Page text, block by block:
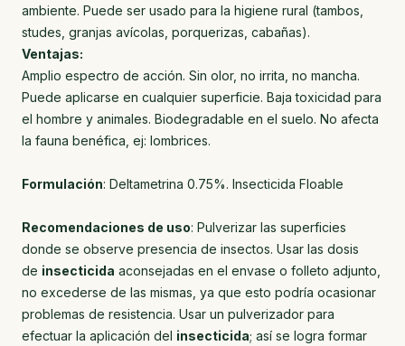
ambiente. Puede ser usado para la higiene rural (tambos,
studes, granjas avícolas, porquerizas, cabañas).
Ventajas:
Amplio espectro de acción. Sin olor, no irrita, no mancha.
Puede aplicarse en cualquier superficie. Baja toxicidad para
el hombre y animales. Biodegradable en el suelo. No afecta
la fauna benéfica, ej: lombrices.
Formulación: Deltametrina 0.75%. Insecticida Floable
Recomendaciones de uso: Pulverizar las superficies
donde se observe presencia de insectos. Usar las dosis
de insecticida aconsejadas en el envase o folleto adjunto,
no excederse de las mismas, ya que esto podría ocasionar
problemas de resistencia. Usar un pulverizador para
efectuar la aplicación del insecticida; así se logra formar